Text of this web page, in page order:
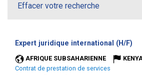
Effacer votre recherche
Expert juridique international (H/F)
AFRIQUE SUBSAHARIENNE
Contrat de prestation de services